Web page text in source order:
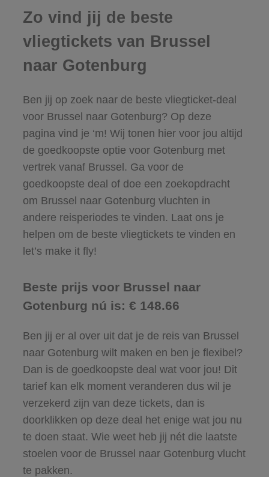
Zo vind jij de beste
vliegtickets van Brussel
naar Gotenburg
Ben jij op zoek naar de beste vliegticket-deal
voor Brussel naar Gotenburg? Op deze
pagina vind je ‘m! Wij tonen hier voor jou altijd
de goedkoopste optie voor Gotenburg met
vertrek vanaf Brussel. Ga voor de
goedkoopste deal of doe een zoekopdracht
om Brussel naar Gotenburg vluchten in
andere reisperiodes te vinden. Laat ons je
helpen om de beste vliegtickets te vinden en
let’s make it fly!
Beste prijs voor Brussel naar
Gotenburg nú is: € 148.66
Ben jij er al over uit dat je de reis van Brussel
naar Gotenburg wilt maken en ben je flexibel?
Dan is de goedkoopste deal wat voor jou! Dit
tarief kan elk moment veranderen dus wil je
verzekerd zijn van deze tickets, dan is
doorklikken op deze deal het enige wat jou nu
te doen staat. Wie weet heb jij nét die laatste
stoelen voor de Brussel naar Gotenburg vlucht
te pakken.